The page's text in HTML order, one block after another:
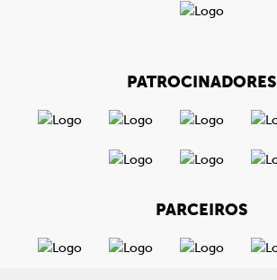
PATROCINADORES
PARCEIROS